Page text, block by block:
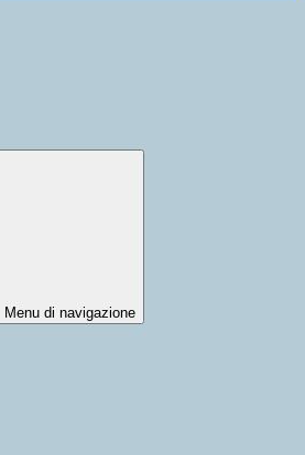
Menu di navigazione